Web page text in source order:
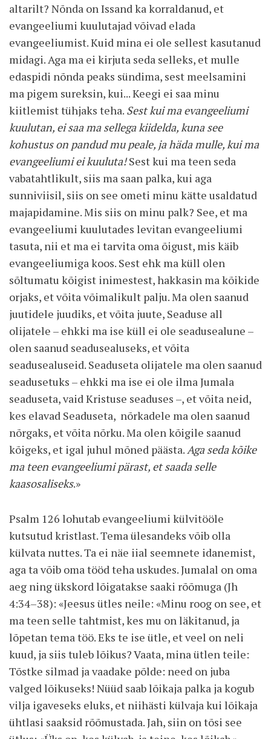
altarilt? Nõnda on Issand ka korraldanud, et
evangeeliumi kuulutajad võivad elada
evangeeliumist. Kuid mina ei ole sellest kasutanud
midagi. Aga ma ei kirjuta seda selleks, et mulle
edaspidi nõnda peaks sündima, sest meelsamini
ma pigem sureksin, kui... Keegi ei saa minu
kiitlemist tühjaks teha. Sest kui ma evangeeliumi
kuulutan, ei saa ma sellega kiidelda, kuna see
kohustus on pandud mu peale, ja häda mulle, kui ma
evangeeliumi ei kuuluta!Sest kui ma teen seda
vabatahtlikult, siis ma saan palka, kui aga
sunniviisil, siis on see ometi minu kätte usaldatud
majapidamine. Mis siis on minu palk? See, et ma
evangeeliumi kuulutades levitan evangeeliumi
tasuta, nii et ma ei tarvita oma õigust, mis käib
evangeeliumiga koos. Sest ehk ma küll olen
sõltumatu kõigist inimestest, hakkasin ma kõikide
orjaks, et võita võimalikult palju. Ma olen saanud
juutidele juudiks, et võita juute, Seaduse all
olijatele – ehkki ma ise küll ei ole seadusealune –
olen saanud seadusealuseks, et võita
seadusealuseid. Seaduseta olijatele ma olen saanud
seadusetuks – ehkki ma ise ei ole ilma Jumala
seaduseta, vaid Kristuse seaduses –, et võita neid,
kes elavad Seaduseta, nõrkadele ma olen saanud
nõrgaks, et võita nõrku. Ma olen kõigile saanud
kõigeks, et igal juhul mõned päästa.Aga seda kõike
ma teen evangeeliumi pärast, et saada selle
kaasosaliseks.»
Psalm 126 lohutab evangeeliumi külvitööle
kutsutud kristlast. Tema ülesandeks võib olla
külvata nuttes. Ta ei näe iial seemnete idanemist,
aga ta võib oma tööd teha uskudes. Jumalal on oma
aeg ning ükskord lõigatakse saaki rõõmuga (Jh
4:34–38): «Jeesus ütles neile: «Minu roog on see, et
ma teen selle tahtmist, kes mu on läkitanud, ja
lõpetan tema töö. Eks te ise ütle, et veel on neli
kuud, ja siis tuleb lõikus? Vaata, mina ütlen teile:
Tõstke silmad ja vaadake põlde: need on juba
valged lõikuseks! Nüüd saab lõikaja palka ja kogub
vilja igaveseks eluks, et niihästi külvaja kui lõikaja
ühtlasi saaksid rõõmustada. Jah, siin on tõsi see